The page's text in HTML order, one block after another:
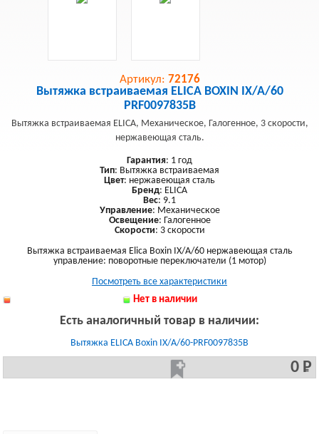
Артикул: 72176
Вытяжка встраиваемая ELICA BOXIN IX/A/60
PRF0097835B
Вытяжка встраиваемая ELICA, Механическое, Галогенное, 3 скорости,
нержавеющая сталь.
Гарантия: 1 год
Тип: Вытяжка встраиваемая
Цвет: нержавеющая сталь
Бренд: ELICA
Вес: 9.1
Управление: Механическое
Освещение: Галогенное
Скорости: 3 скорости
Вытяжка встраиваемая Elica Boxin IX/A/60 нержавеющая сталь
управление: поворотные переключатели (1 мотор)
Посмотреть все характеристики
Нет в наличии
Есть аналогичный товар в наличии:
Вытяжка ELICA Boxin IX/A/60-PRF0097835B
0 Р